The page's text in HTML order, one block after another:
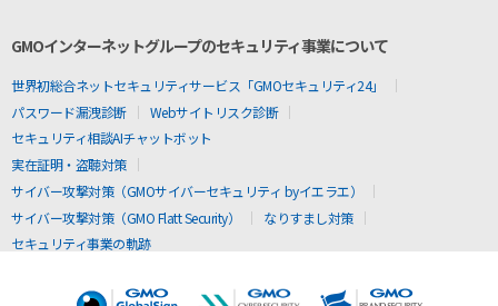
GMOインターネットグループのセキュリティ事業について
世界初総合ネットセキュリティサービス「GMOセキュリティ24」
パスワード漏洩診断
Webサイトリスク診断
セキュリティ相談AIチャットボット
実在証明・盗聴対策
サイバー攻撃対策（GMOサイバーセキュリティ byイエラエ）
サイバー攻撃対策（GMO Flatt Security）
なりすまし対策
セキュリティ事業の軌跡